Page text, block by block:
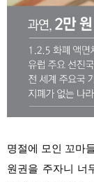
명절에 모인 꼬마
원권을 주자니 너